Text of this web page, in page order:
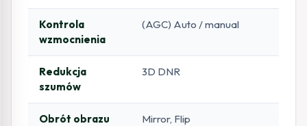
Kontrola
wzmocnienia
(AGC) Auto / manual
Redukcja
szumów
3D DNR
Obrót obrazu
Mirror, Flip